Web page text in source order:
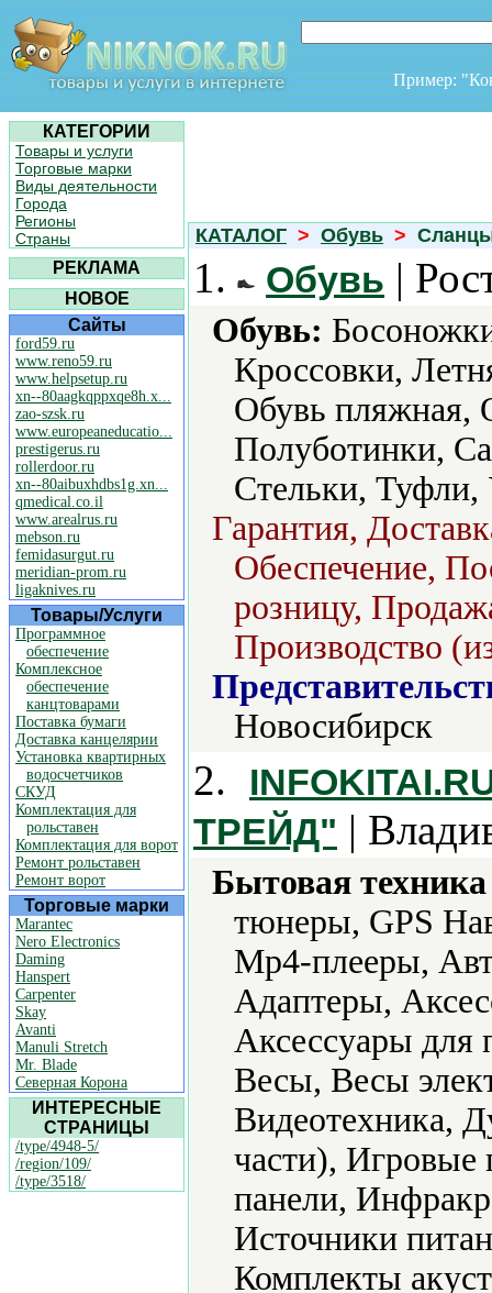
Пример:
КАТЕГОРИИ
Товары и услуги
Торговые марки
Виды деятельности
Города
Регионы
Страны
РЕКЛАМА
НОВОЕ
Сайты
ford59.ru
www.reno59.ru
www.helpsetup.ru
xn--80aagkqppxqe8h.x...
zao-szsk.ru
www.europeaneducatio...
prestigerus.ru
rollerdoor.ru
xn--80aibuxhdbs1g.xn...
qmedical.co.il
www.arealrus.ru
mebson.ru
femidasurgut.ru
meridian-prom.ru
ligaknives.ru
Товары/Услуги
Программное
обеспечение
Комплексное
обеспечение
канцтоварами
Поставка бумаги
Доставка канцелярии
Установка квартирных
водосчетчиков
СКУД
Комплектация для
рольставен
Комплектация для ворот
Ремонт рольставен
Ремонт ворот
Торговые марки
Marantec
Nero Electronics
Daming
Hanspert
Carpenter
Skay
Avanti
Manuli Stretch
Mr. Blade
Северная Корона
ИНТЕРЕСНЫЕ
СТРАНИЦЫ
/type/4948-5/
/region/109/
/type/3518/
КАТАЛОГ > Обувь >
1. Обувь |
Обувь:
Кроссовки,
Обувь пляжная,
Полуботинки,
Стельки, Туфли,
Гарантия,
Обеспечение,
розницу,
Производство
Новосибирск
2.
ТРЕЙД" |
Бытовая
тюнеры, GPS
Mp4-плееры,
Адаптеры,
Аксессуары для
Весы, Весы
Видеотехника,
части), Игровые
панели,
Источники
Комплекты